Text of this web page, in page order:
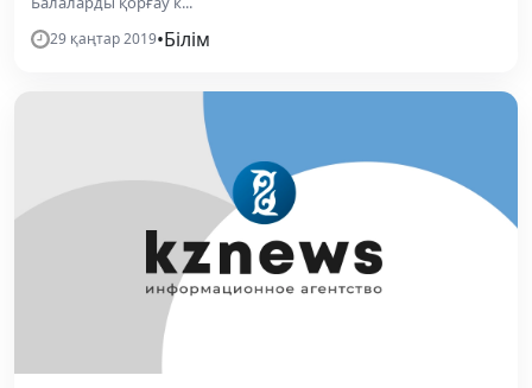
29 қаңтар 2019•Білім